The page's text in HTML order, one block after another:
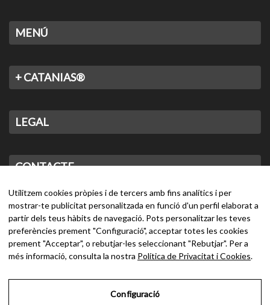
MENÚ
+ CATANIAS®
LEGAL
CONTACTE
Utilitzem cookies pròpies i de tercers amb fins analítics i per
mostrar-te publicitat personalitzada en funció d'un perfil elaborat a
partir dels teus hàbits de navegació. Pots personalitzar les teves
preferències prement "Configuració", acceptar totes les cookies
prement "Acceptar", o rebutjar-les seleccionant "Rebutjar". Per a
més informació, consulta la nostra Política de Privacitat i Cookies.
Configuració